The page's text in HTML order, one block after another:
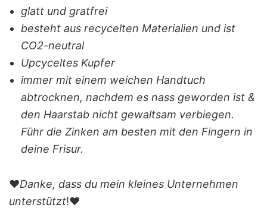
glatt und gratfrei
besteht aus recycelten Materialien und ist
CO2-neutral
Upcyceltes Kupfer
immer mit einem weichen Handtuch
abtrocknen, nachdem es nass geworden ist &
den Haarstab nicht gewaltsam verbiegen.
Führ die Zinken am besten mit den Fingern in
deine Frisur.
❤️Danke, dass du mein kleines Unternehmen
unterstützt!❤️